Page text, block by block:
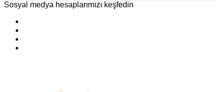
Sosyal medya hesaplarımızı keşfedin